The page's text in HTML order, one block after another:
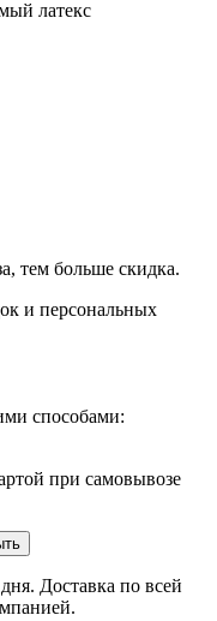
латекс
тем больше скидка.
и персональных
способами:
при самовывозе
Доставка по всей